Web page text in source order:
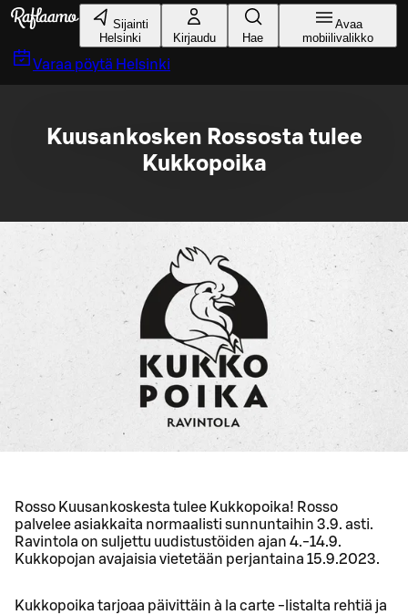
Siirry pääsisältöön
Sijainti
Helsinki
Kirjaudu Hae
Avaa
mobiilivalikko
Varaa pöytä Helsinki
Kuusankosken Rossosta tulee
Kukkopoika
Rosso Kuusankoskesta tulee Kukkopoika! Rosso
palvelee asiakkaita normaalisti sunnuntaihin 3.9. asti.
Ravintola on suljettu uudistustöiden ajan 4.-14.9.
Kukkopojan avajaisia vietetään perjantaina 15.9.2023.
Kukkopoika tarjoaa päivittäin à la carte -listalta rehtiä ja